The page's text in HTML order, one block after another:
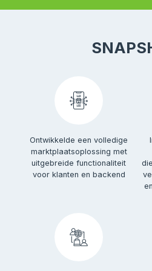
Ontwikkelde een volledige
marktplaatsoplossing met
uitgebreide functionaliteit
voor klanten en backend